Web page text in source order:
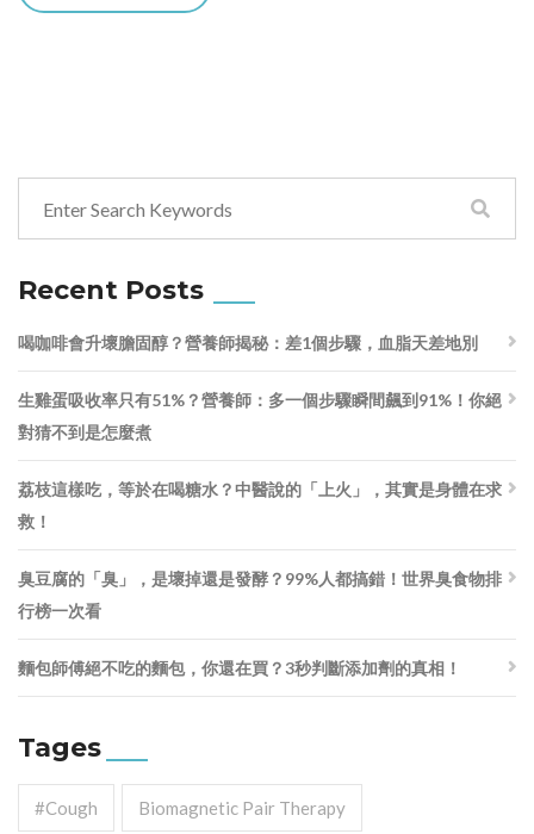
Recent Posts
喝咖啡會升壞膽固醇？營養師揭秘：差1個步驟，血脂天差地別
生雞蛋吸收率只有51%？營養師：多一個步驟瞬間飆到91%！你絕
對猜不到是怎麼煮
荔枝這樣吃，等於在喝糖水？中醫說的「上火」，其實是身體在求
救！
臭豆腐的「臭」，是壞掉還是發酵？99%人都搞錯！世界臭食物排
行榜一次看
麵包師傅絕不吃的麵包，你還在買？3秒判斷添加劑的真相！
Tages
#cough Biomagnetic Pair Therapy